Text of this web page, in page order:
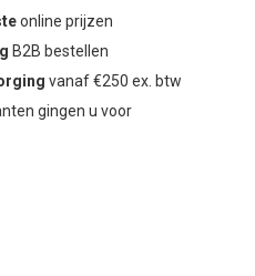
online prijzen
B2B bestellen
vanaf €250 ex. btw
gingen u voor